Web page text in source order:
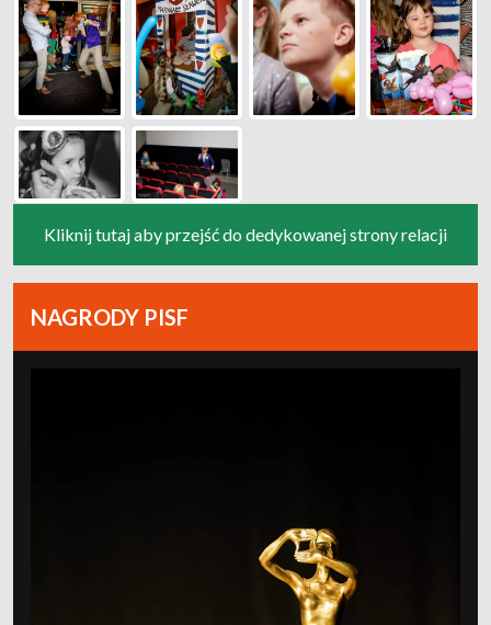
Kliknij tutaj aby przejść do dedykowanej strony relacji
NAGRODY PISF